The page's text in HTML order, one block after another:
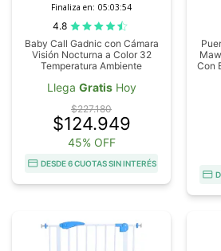
Finaliza en: 05:03:54
4.8
Baby Call Gadnic con Cámara
Visión Nocturna a Color 32
Temperatura Ambiente
Llega GratisHoy
$227.180
$124.949
45% OFF
DESDE 6 CUOTAS SIN INTERÉS
Con